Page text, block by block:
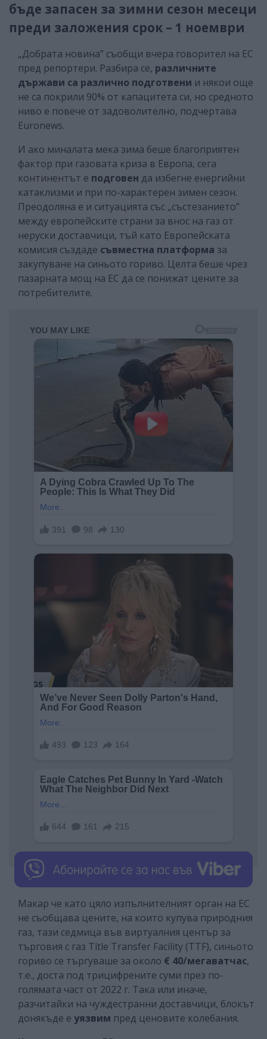
бъде запасен за зимни сезон месеци
преди заложения срок – 1 ноември
„Добрата новина” съобщи вчера говорител на ЕС
пред репортери. Разбира се, различните
държави са различно подготвени и някои още
не са покрили 90% от капацитета си, но средното
ниво е повече от задоволително, подчертава
Euronews.
И ако миналата мека зима беше благоприятен
фактор при газовата криза в Европа, сега
континентът е подговен да избегне енергийни
катаклизми и при по-характерен зимен сезон.
Преодоляна е и ситуацията със „състезанието”
между европейските страни за внос на газ от
неруски доставчици, тъй като Европейската
комисия създаде съвместна платформа за
закупуване на синьото гориво. Целта беше чрез
пазарната мощ на ЕС да се понижат цените за
потребителите.
Макар че като цяло изпълнителният орган на ЕС
не съобщава цените, на които купува природния
газ, тази седмица във виртуалния център за
търговия с газ Title Transfer Facility (TTF), синьото
гориво се търгуваше за около € 40/мегаватчас,
т.е., доста под трицифрените суми през по-
голямата част от 2022 г. Така или иначе,
разчитайки на чуждестранни доставчици, блокът
донякъде е уязвим пред ценовите колебания.